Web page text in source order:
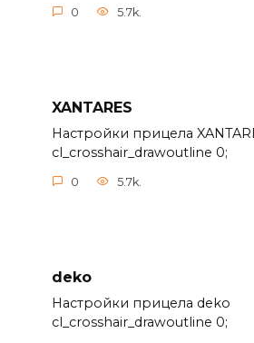
0 5.7k.
XANTARES
Настройки прицела
cl_crosshair_drawoutline 0;
0 5.7k.
deko
Настройки прицела deko
cl_crosshair_drawoutline 0;